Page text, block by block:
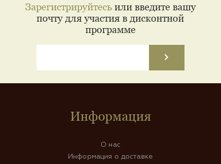
Зарегистрируйтесьили введите вашу
почту для участия в дисконтной
программе
Информация
О нас
Информация о доставке